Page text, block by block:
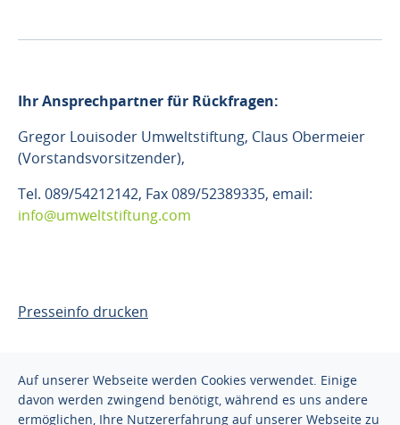
Ihr Ansprechpartner für Rückfragen:
Gregor Louisoder Umweltstiftung, Claus Obermeier
(Vorstandsvorsitzender),
Tel. 089/54212142, Fax 089/52389335, email:
info@umweltstiftung.com
Presseinfo drucken
Auf unserer Webseite werden Cookies verwendet. Einige
davon werden zwingend benötigt, während es uns andere
ermöglichen, Ihre Nutzererfahrung auf unserer Webseite zu